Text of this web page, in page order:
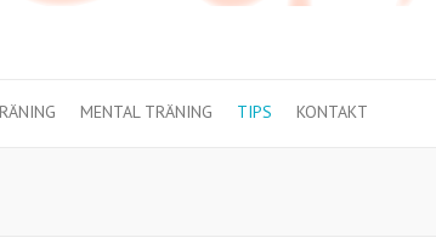
MENTAL TRÄNING TIPS KONTAKT